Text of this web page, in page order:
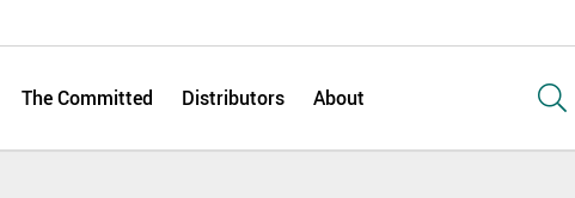
The Committed Distributors About